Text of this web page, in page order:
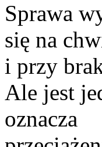
Sprawa
się na
i przy
Ale jest
oznacza